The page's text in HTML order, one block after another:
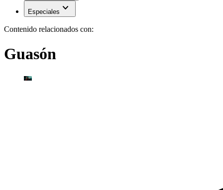
Especiales expand_more
Contenido relacionados con:
Guasón